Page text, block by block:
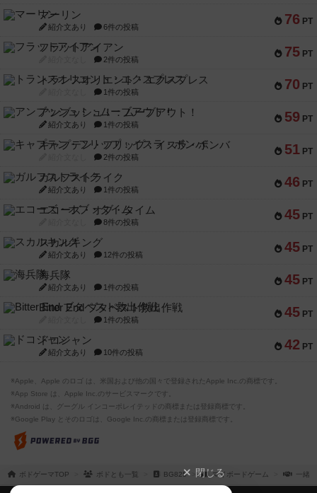
76 PT
マーリン
紹介文あり 6件の投稿
75 PT
フラットアイアン
2件の投稿
70 PT
トランスオリエント・エクスプレス
1件の投稿
59 PT
アンブッシュ！：ムーブアウト！
紹介文あり 1件の投稿
51 PT
キャプテン・フリップ：イスラ・ボンバ
2件の投稿
46 PT
ガルフストライク
紹介文あり 1件の投稿
45 PT
エコーズ・オブ・タイム
8件の投稿
45 PT
スカルキング
紹介文あり 12件の投稿
45 PT
海兵隊
紹介文あり 1件の投稿
45 PT
Bitter End ブタペスト救出作戦
1件の投稿
42 PT
ドコジャン
紹介文あり 10件の投稿
※Apple、Apple のロゴ は、米国および他の国々で登録されたApple Inc.の商標です。
※App Store は、Apple Inc.のサービスマークです。
※Android は、グーグル インコーポレイテッドの商標または登録商標です。
※Google Play とそのロゴは、Google Inc.の商標または登録商標です。
ボドゲーマTOP ボドとも一覧 BG825 マイボードゲーム 一緒
閉じる